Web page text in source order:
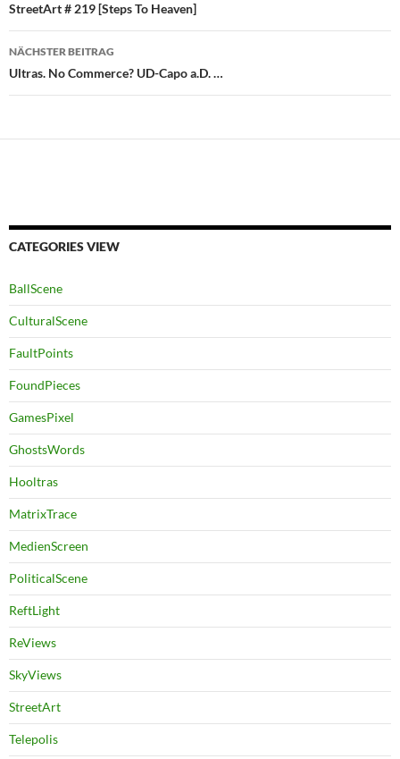
StreetArt # 219 [Steps To Heaven]
NÄCHSTER BEITRAG
Ultras. No Commerce? UD-Capo a.D. …
CATEGORIES VIEW
BallScene
CulturalScene
FaultPoints
FoundPieces
GamesPixel
GhostsWords
Hooltras
MatrixTrace
MedienScreen
PoliticalScene
ReftLight
ReViews
SkyViews
StreetArt
Telepolis